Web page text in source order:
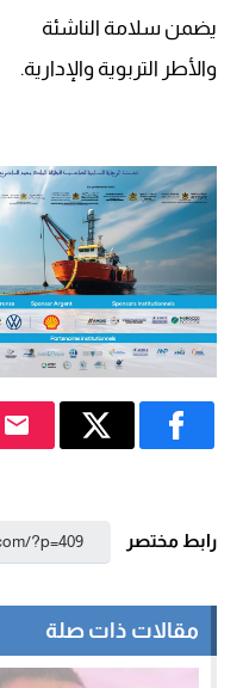
يضمن سلامة الناشئة
والأطر التربوية والإدارية.
رابط مختصر
مقالات ذات صلة